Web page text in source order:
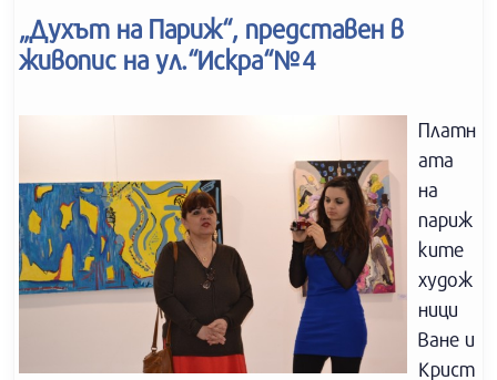
„Духът на Париж“, представен в
живопис на ул.“Искра“№4
Платн
ата
на
париж
ките
худож
ници
Ване и
Крист